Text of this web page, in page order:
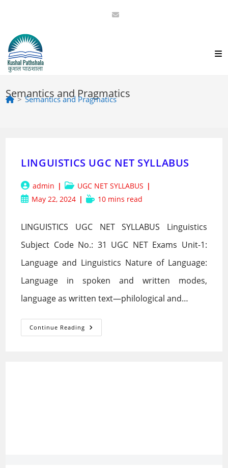
content
Semantics and Pragmatics
> Semantics and Pragmatics
LINGUISTICS UGC NET SYLLABUS
Post
author:
admin
Post
category:
UGC NET SYLLABUS
PostMay 22, 2024
Reading
10 mins read
LINGUISTICS UGC NET SYLLABUS Linguistics
Subject Code No.: 31 UGC NET Exams Unit-1:
Language and Linguistics Nature of Language:
Language in spoken and written modes,
language as written text—philological and…
Continue Reading LINGUISTICS
UGC